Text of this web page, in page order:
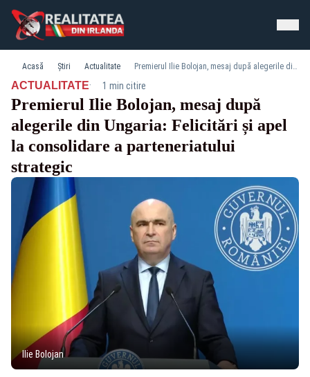
Acasă Știri Actualitate Premierul Ilie Bolojan, mesaj după alegerile din Ungaria: Felicitări și apel la consolidare a parteneriatului strategic
ACTUALITATE· 1 min citire
Premierul Ilie Bolojan, mesaj după
alegerile din Ungaria: Felicitări și apel
la consolidare a parteneriatului
strategic
Ilie Bolojan